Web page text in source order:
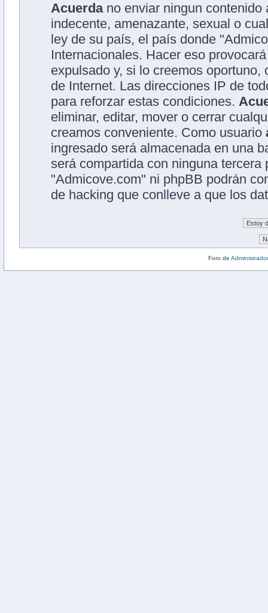
Acuerdano enviar ningun contenido
indecente, amenazante, sexual o
ley de su país, el país donde
Internacionales. Hacer eso
expulsado y, si lo creemos
de Internet. Las direcciones IP de
para reforzar estas condiciones.
eliminar, editar, mover o cerrar
creamos conveniente. Como usuario
ingresado será almacenada en una
será compartida con ninguna
"Admicove.com" ni phpBB podrán
de hacking que conlleve a que los
Foro de